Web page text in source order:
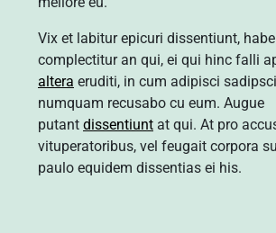
Vix et labitur epicuri dissentiunt,
complectitur an qui, ei qui hinc falli
altera eruditi, in cum adipisci
numquam recusabo cu eum. Augue
putant dissentiunt at qui. At pro
vituperatoribus, vel feugait corpora
paulo equidem dissentias ei his.